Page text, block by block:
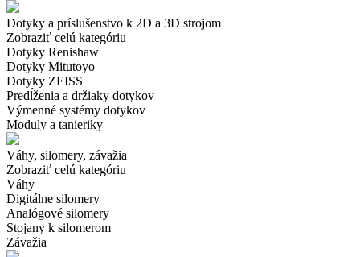
Dotyky a príslušenstvo k 2D a 3D strojom
Zobraziť celú kategóriu
Dotyky Renishaw
Dotyky Mitutoyo
Dotyky ZEISS
Predĺženia a držiaky dotykov
Výmenné systémy dotykov
Moduly a tanieriky
Váhy, silomery, závažia
Zobraziť celú kategóriu
Váhy
Digitálne silomery
Analógové silomery
Stojany k silomerom
Závažia